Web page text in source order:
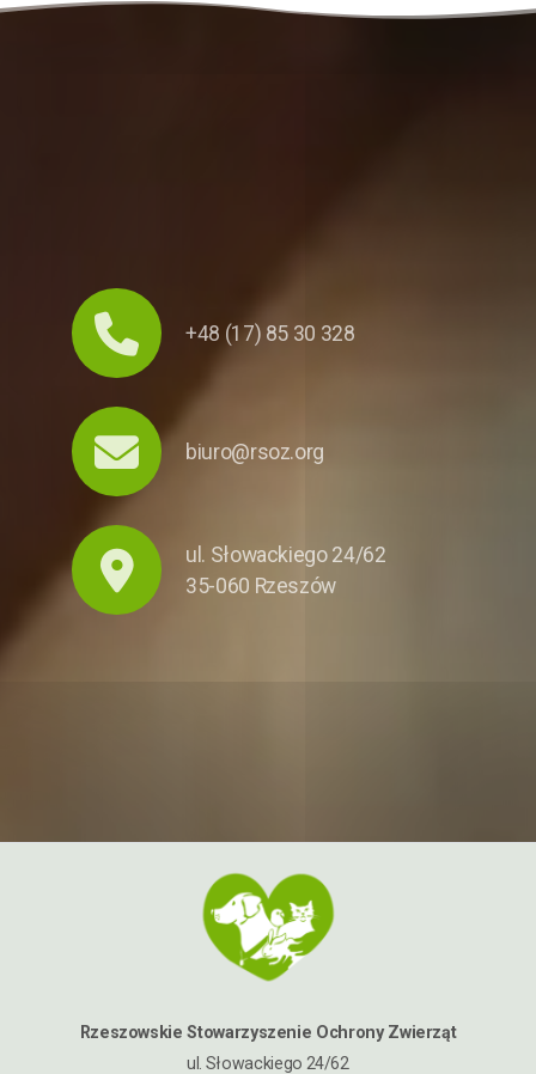
+48 (17) 85 30 328
biuro@rsoz.org
ul. Słowackiego 24/62
35-060 Rzeszów
Rzeszowskie Stowarzyszenie Ochrony Zwierząt
ul. Słowackiego 24/62